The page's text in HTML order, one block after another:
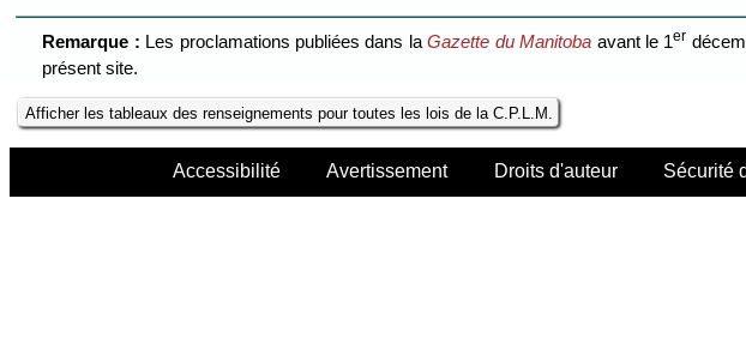
Remarque : Les proclamations publiées dans laGazette du Manitoba avant le 1er
présent site.
Afficher les tableaux des renseignements pour toutes les lois de la C.P.L.M.
Accessibilité Avertissement Droits d'auteur Sécurité